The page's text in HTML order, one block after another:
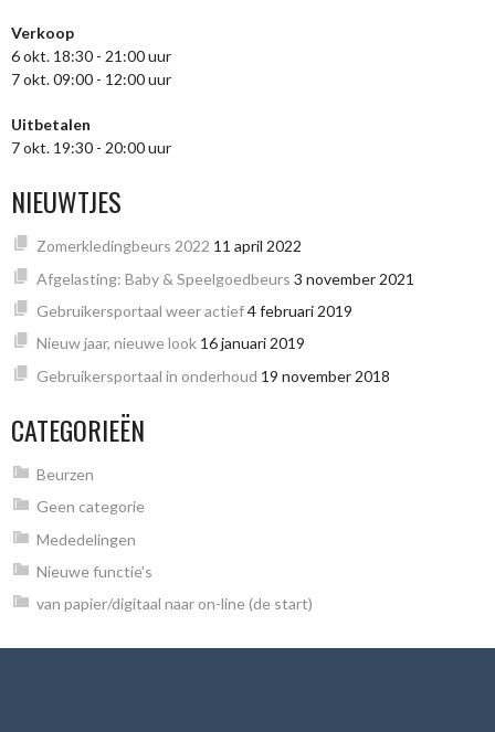
Verkoop
6 okt. 18:30 - 21:00 uur
7 okt. 09:00 - 12:00 uur
Uitbetalen
7 okt. 19:30 - 20:00 uur
NIEUWTJES
Zomerkledingbeurs 2022 11 april 2022
Afgelasting: Baby & Speelgoedbeurs 3 november 2021
Gebruikersportaal weer actief4 februari 2019
Nieuw jaar, nieuwe look 16 januari 2019
Gebruikersportaal in onderhoud 19 november 2018
CATEGORIEËN
Beurzen
Geen categorie
Mededelingen
Nieuwe functie's
van papier/digitaal naar on-line (de start)